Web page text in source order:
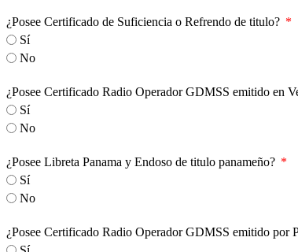
¿Posee Certificado de Suficiencia o Refrendo de titulo?
Sí
No
¿Posee Certificado Radio Operador GDMSS emitido en
Sí
No
¿Posee Libreta Panama y Endoso de titulo panameño?
Sí
No
¿Posee Certificado Radio Operador GDMSS emitido por